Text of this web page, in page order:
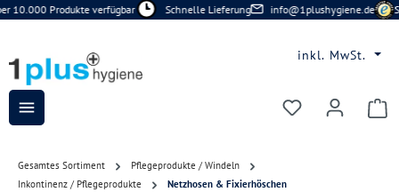
Zum Hauptinhalt springen
10.000 Produkte verfügbar Schnelle Lieferung info@1plushygiene.de
inkl. MwSt.
Du hast 0
Gesamtes Sortiment
Pflegeprodukte / Windeln
Inkontinenz / Pflegeprodukte
Netzhosen & Fixierhöschen